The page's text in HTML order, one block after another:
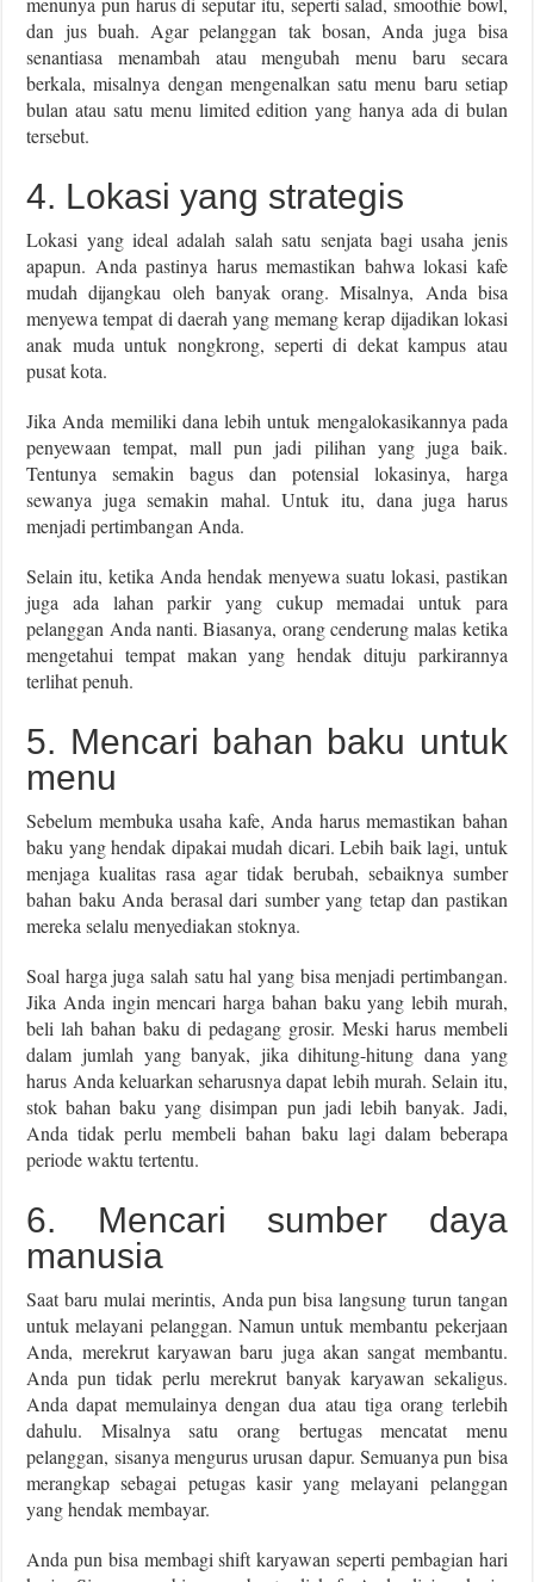
dan jus buah. Agar pelanggan tak bosan, Anda juga bisa
senantiasa menambah atau mengubah menu baru secara
berkala, misalnya dengan mengenalkan satu menu baru setiap
bulan atau satu menu limited edition yang hanya ada di bulan
tersebut.
4. Lokasi yang strategis
Lokasi yang ideal adalah salah satu senjata bagi usaha jenis
apapun. Anda pastinya harus memastikan bahwa lokasi kafe
mudah dijangkau oleh banyak orang. Misalnya, Anda bisa
menyewa tempat di daerah yang memang kerap dijadikan lokasi
anak muda untuk nongkrong, seperti di dekat kampus atau
pusat kota.
Jika Anda memiliki dana lebih untuk mengalokasikannya pada
penyewaan tempat, mall pun jadi pilihan yang juga baik.
Tentunya semakin bagus dan potensial lokasinya, harga
sewanya juga semakin mahal. Untuk itu, dana juga harus
menjadi pertimbangan Anda.
Selain itu, ketika Anda hendak menyewa suatu lokasi, pastikan
juga ada lahan parkir yang cukup memadai untuk para
pelanggan Anda nanti. Biasanya, orang cenderung malas ketika
mengetahui tempat makan yang hendak dituju parkirannya
terlihat penuh.
5. Mencari bahan baku untuk
menu
Sebelum membuka usaha kafe, Anda harus memastikan bahan
baku yang hendak dipakai mudah dicari. Lebih baik lagi, untuk
menjaga kualitas rasa agar tidak berubah, sebaiknya sumber
bahan baku Anda berasal dari sumber yang tetap dan pastikan
mereka selalu menyediakan stoknya.
Soal harga juga salah satu hal yang bisa menjadi pertimbangan.
Jika Anda ingin mencari harga bahan baku yang lebih murah,
beli lah bahan baku di pedagang grosir. Meski harus membeli
dalam jumlah yang banyak, jika dihitung-hitung dana yang
harus Anda keluarkan seharusnya dapat lebih murah. Selain itu,
stok bahan baku yang disimpan pun jadi lebih banyak. Jadi,
Anda tidak perlu membeli bahan baku lagi dalam beberapa
periode waktu tertentu.
6. Mencari sumber daya
manusia
Saat baru mulai merintis, Anda pun bisa langsung turun tangan
untuk melayani pelanggan. Namun untuk membantu pekerjaan
Anda, merekrut karyawan baru juga akan sangat membantu.
Anda pun tidak perlu merekrut banyak karyawan sekaligus.
Anda dapat memulainya dengan dua atau tiga orang terlebih
dahulu. Misalnya satu orang bertugas mencatat menu
pelanggan, sisanya mengurus urusan dapur. Semuanya pun bisa
merangkap sebagai petugas kasir yang melayani pelanggan
yang hendak membayar.
Anda pun bisa membagi shift karyawan seperti pembagian hari